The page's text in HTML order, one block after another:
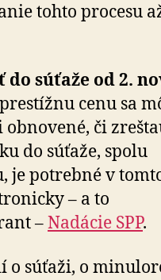
tohto procesu
súťaže od 2.
cenu sa
či
do súťaže, spolu
je potrebné v
– a to
–Nadácie SPP.
o súťaži, o